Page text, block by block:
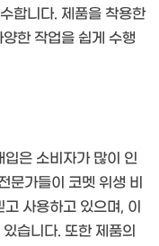
합니다. 제품을 착용한
한 작업을 쉽게 수행
은 소비자가 많이 인
문가들이 코멧 위생 비
사용하고 있으며, 이
습니다. 또한 제품의